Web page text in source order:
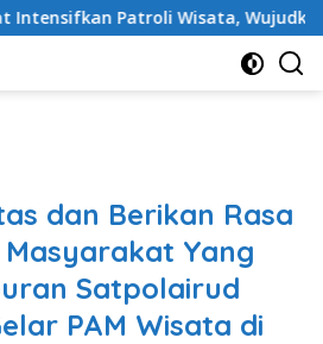
Patroli Wisata, Wujudkan
dan Berikan Rasa
Yang
Satpolairud
PAM Wisata di